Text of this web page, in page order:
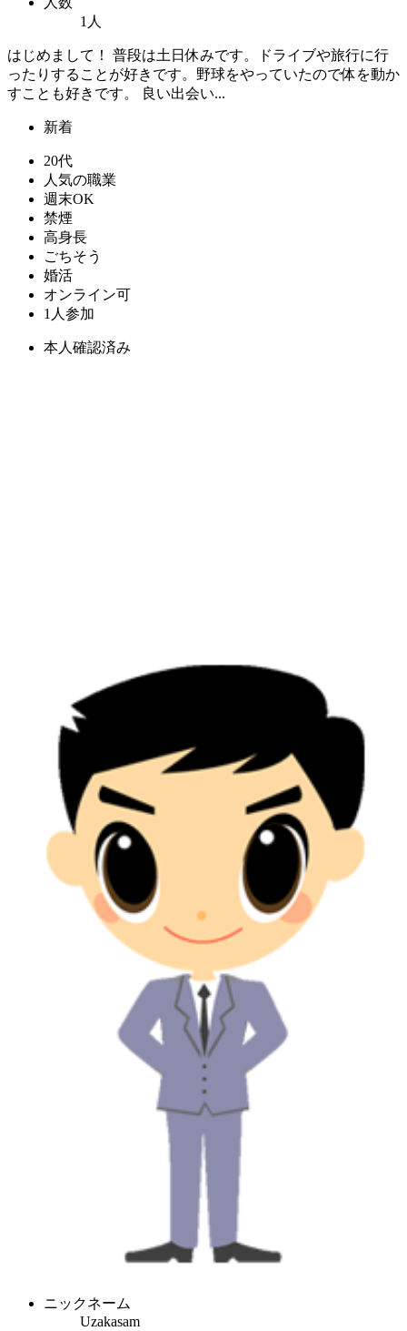
1人
はじめまして！ 普段は土日休みです。ドライブや旅行に行
ったりすることが好きです。野球をやっていたので体を動か
すことも好きです。 良い出会い...
新着
20代
人気の職業
週末OK
禁煙
高身長
ごちそう
婚活
オンライン可
1人参加
本人確認済み
ニックネーム
Uzakasam